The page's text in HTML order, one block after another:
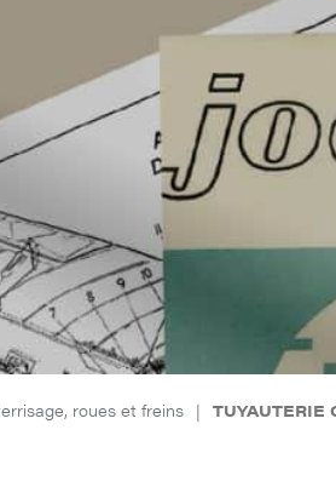
roues et freins | TUYAUTERIE